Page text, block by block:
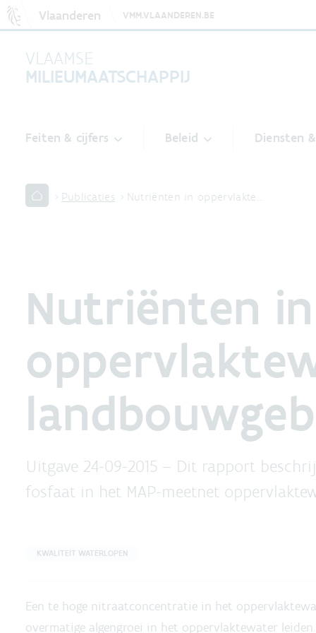
Vlaanderen VMM.VLAANDEREN.BE
VLAAMSE
MILIEUMAATSCHAPPIJ
Feiten & cijfers Beleid Diensten
Publicaties Nutriënten in oppervlakte…
Nutriënten in
Uitgave 24-09-2015 – Dit rapport
fosfaat in het MAP-meetnet
KWALITEIT WATERLOPEN
Een te hoge nitraatconcentratie in het
overmatige algengroei in het oppervlaktewater